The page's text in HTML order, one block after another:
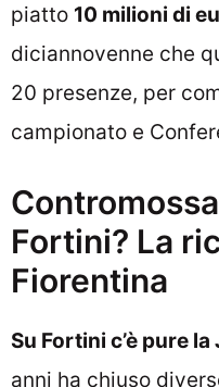
piatto 10 milioni di
diciannovenne che
20 presenze, per
campionato e
Fortini? La
Fiorentina
Su Fortini c’è pure
anni ha chiuso